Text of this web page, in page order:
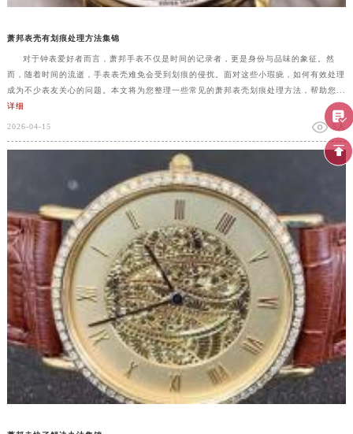
萧邦表壳有划痕处理方法集锦
对于钟表爱好者而言，萧邦手表不仅是时间的记录者，更是身份与品味的象征。然
而，随着时间的流逝，手表表壳难免会受到划痕的侵扰。面对这些小瑕疵，如何有效处理
成为不少表友关心的问题。本文将为您整理一些常见的萧邦表壳划痕处理方法，帮助您...
详细
2026-04-15 5人